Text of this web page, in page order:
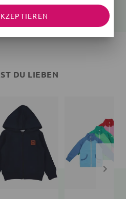
DU LIEBEN